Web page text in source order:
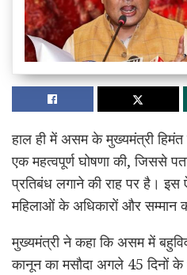
हाल ही में असम के मुख्यमंत्री हिमंत
एक महत्वपूर्ण घोषणा की, जिससे
प्रतिबंध लगाने की राह पर है। इस
महिलाओं के अधिकारों और सम्मान
मुख्यमंत्री ने कहा कि असम में
कानून का मसौदा अगले 45 दिनों के